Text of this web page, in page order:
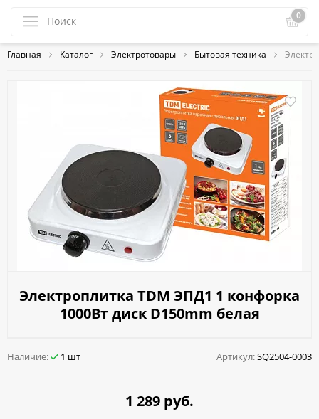
0
Главная Каталог Электротовары Бытовая техника
Электроплитка TDM ЭПД1 1 конфорка
1000Вт диск D150mm белая
Наличие: 1 шт Артикул:SQ2504-0003
1 289 руб.